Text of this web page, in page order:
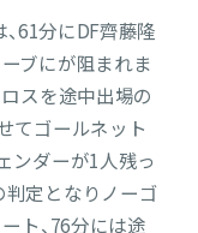
61分にDF齊藤隆
ブにが阻まれま
スを途中出場の
てゴールネット
ンダーが1人残っ
判定となりノーゴ
ト、76分には途